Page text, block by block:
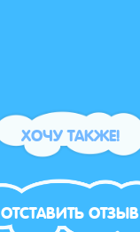
ХОЧУ ТАКЖЕ!
ОТСТАВИТЬ ОТЗЫВ